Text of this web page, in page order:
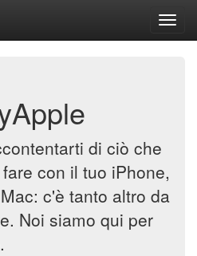
di ciò che
con il tuo iPhone,
c'è tanto altro da
Noi siamo qui per